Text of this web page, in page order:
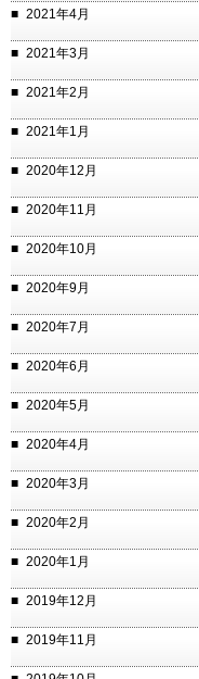
2021年4月
2021年3月
2021年2月
2021年1月
2020年12月
2020年11月
2020年10月
2020年9月
2020年7月
2020年6月
2020年5月
2020年4月
2020年3月
2020年2月
2020年1月
2019年12月
2019年11月